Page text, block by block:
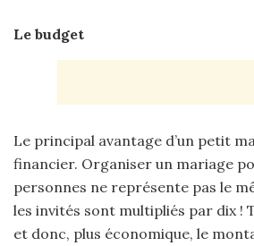
Le budget
Le principal avantage d’un petit
financier. Organiser un mariage
personnes ne représente pas le
les invités sont multipliés par dix !
et donc, plus économique, le